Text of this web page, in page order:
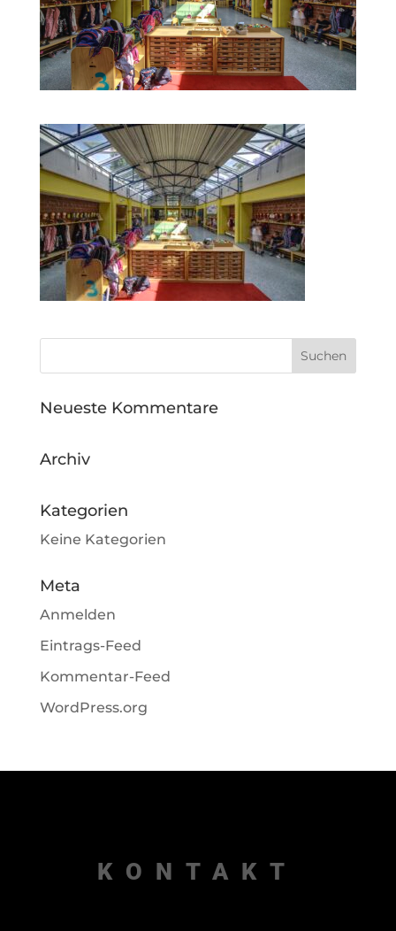
Neueste Kommentare
Archiv
Kategorien
Keine Kategorien
Meta
Anmelden
Eintrags-Feed
Kommentar-Feed
WordPress.org
KONTAKT